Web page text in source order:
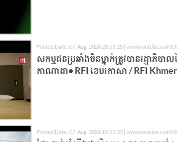
Posted Date: 07-Aug-2026 20:55:25 |
សកម្មជនប្រឆាំងចិនម្នាក់ត្រូវបានរដ្ឋាភិបា
កាណាដា• RFI ខេមរភាសា / RFI Khmer
Posted Date: 07-Aug-2026 15:51:23 |